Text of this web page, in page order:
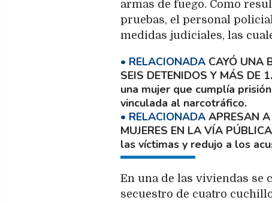
armas de fuego. Como
pruebas, el personal
medidas judiciales, las
CAYÓ UNA
SEIS DETENIDOS Y MÁS DE
una mujer que cumplía
vinculada al narcotráfico.
APRESAN
MUJERES EN LA VÍA PÚBLICA
las víctimas y redujo a los
En una de las viviendas se
secuestro de cuatro